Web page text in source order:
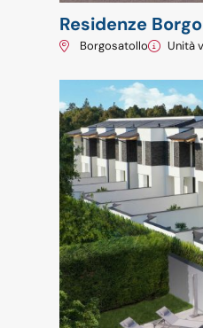
Residenze
Borgosatollo Unità